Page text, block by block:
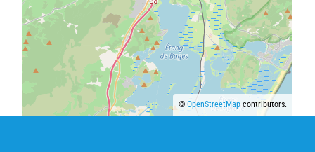
© OpenStreetMap contributors.